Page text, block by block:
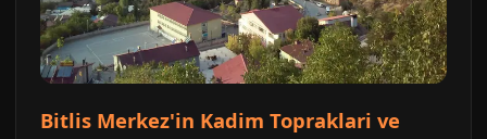
Bitlis Merkez'in Kadim Topraklari ve